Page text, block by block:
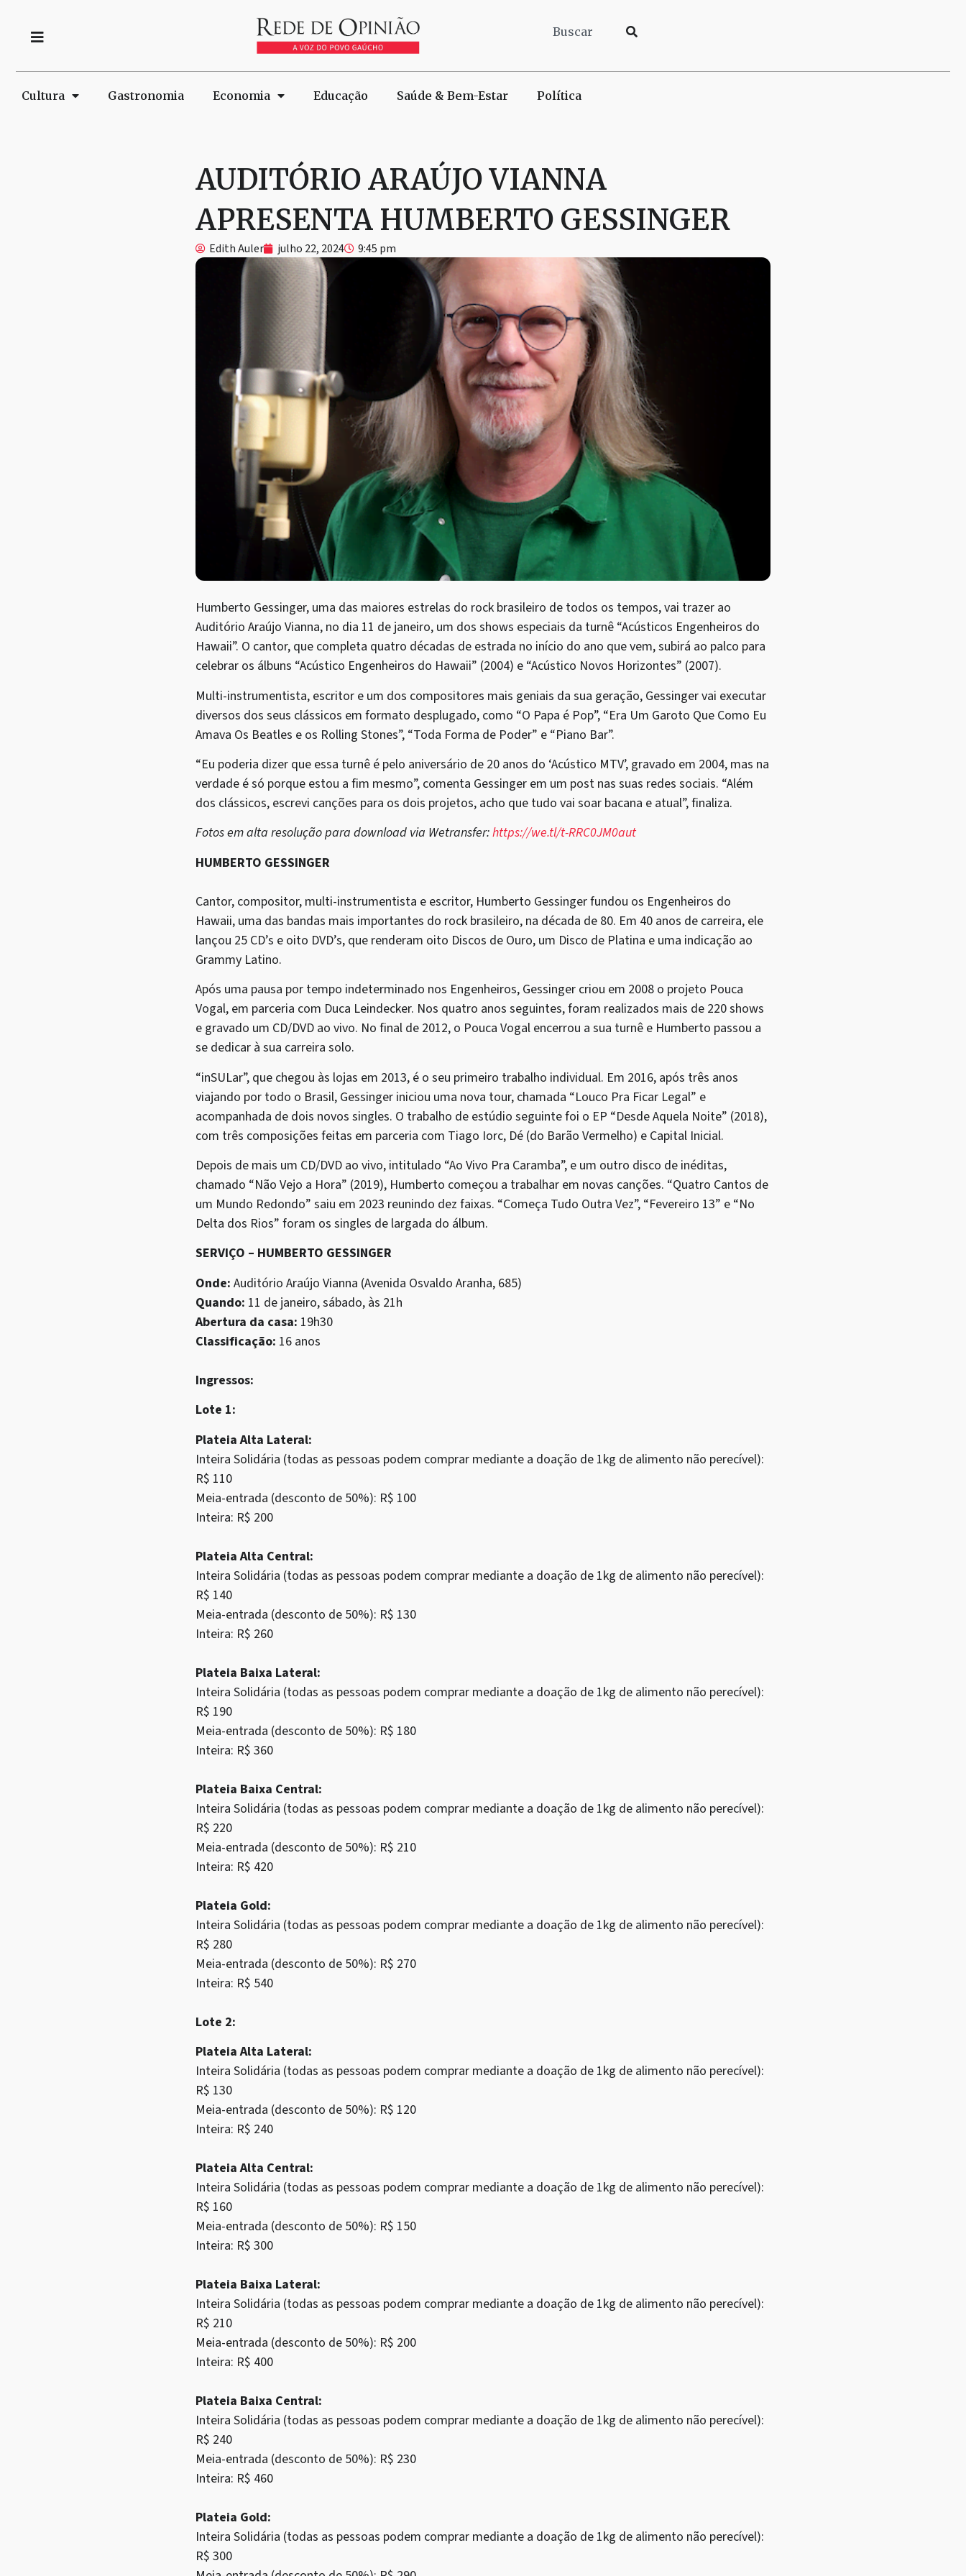
Cultura Gastronomia Economia Educação Saúde & Bem-Estar Política
AUDITÓRIO ARAÚJO VIANNA
APRESENTA HUMBERTO GESSINGER
Edith Auler julho 22, 2024 9:45 pm
Humberto Gessinger, uma das maiores estrelas do rock brasileiro de todos os tempos, vai trazer ao
Auditório Araújo Vianna, no dia 11 de janeiro, um dos shows especiais da turnê “Acústicos Engenheiros do
Hawaii”. O cantor, que completa quatro décadas de estrada no início do ano que vem, subirá ao palco para
celebrar os álbuns “Acústico Engenheiros do Hawaii” (2004) e “Acústico Novos Horizontes” (2007).
Multi-instrumentista, escritor e um dos compositores mais geniais da sua geração, Gessinger vai executar
diversos dos seus clássicos em formato desplugado, como “O Papa é Pop”, “Era Um Garoto Que Como Eu
Amava Os Beatles e os Rolling Stones”, “Toda Forma de Poder” e “Piano Bar”.
“Eu poderia dizer que essa turnê é pelo aniversário de 20 anos do ‘Acústico MTV’, gravado em 2004, mas na
verdade é só porque estou a fim mesmo”, comenta Gessinger em um post nas suas redes sociais. “Além
dos clássicos, escrevi canções para os dois projetos, acho que tudo vai soar bacana e atual”, finaliza.
Fotos em alta resolução para download via Wetransfer:https://we.tl/t-RRC0JM0aut
HUMBERTO GESSINGER
Cantor, compositor, multi-instrumentista e escritor, Humberto Gessinger fundou os Engenheiros do
Hawaii, uma das bandas mais importantes do rock brasileiro, na década de 80. Em 40 anos de carreira, ele
lançou 25 CD’s e oito DVD’s, que renderam oito Discos de Ouro, um Disco de Platina e uma indicação ao
Grammy Latino.
Após uma pausa por tempo indeterminado nos Engenheiros, Gessinger criou em 2008 o projeto Pouca
Vogal, em parceria com Duca Leindecker. Nos quatro anos seguintes, foram realizados mais de 220 shows
e gravado um CD/DVD ao vivo. No final de 2012, o Pouca Vogal encerrou a sua turnê e Humberto passou a
se dedicar à sua carreira solo.
“inSULar”, que chegou às lojas em 2013, é o seu primeiro trabalho individual. Em 2016, após três anos
viajando por todo o Brasil, Gessinger iniciou uma nova tour, chamada “Louco Pra Ficar Legal” e
acompanhada de dois novos singles. O trabalho de estúdio seguinte foi o EP “Desde Aquela Noite” (2018),
com três composições feitas em parceria com Tiago Iorc, Dé (do Barão Vermelho) e Capital Inicial.
Depois de mais um CD/DVD ao vivo, intitulado “Ao Vivo Pra Caramba”, e um outro disco de inéditas,
chamado “Não Vejo a Hora” (2019), Humberto começou a trabalhar em novas canções. “Quatro Cantos de
um Mundo Redondo” saiu em 2023 reunindo dez faixas. “Começa Tudo Outra Vez”, “Fevereiro 13” e “No
Delta dos Rios” foram os singles de largada do álbum.
SERVIÇO – HUMBERTO GESSINGER
Onde: Auditório Araújo Vianna (Avenida Osvaldo Aranha, 685)
Quando: 11 de janeiro, sábado, às 21h
Abertura da casa: 19h30
Classificação: 16 anos
Ingressos:
Lote 1:
Plateia Alta Lateral:
Inteira Solidária (todas as pessoas podem comprar mediante a doação de 1kg de alimento não perecível):
R$ 110
Meia-entrada (desconto de 50%): R$ 100
Inteira: R$ 200
Plateia Alta Central:
Inteira Solidária (todas as pessoas podem comprar mediante a doação de 1kg de alimento não perecível):
R$ 140
Meia-entrada (desconto de 50%): R$ 130
Inteira: R$ 260
Plateia Baixa Lateral:
Inteira Solidária (todas as pessoas podem comprar mediante a doação de 1kg de alimento não perecível):
R$ 190
Meia-entrada (desconto de 50%): R$ 180
Inteira: R$ 360
Plateia Baixa Central:
Inteira Solidária (todas as pessoas podem comprar mediante a doação de 1kg de alimento não perecível):
R$ 220
Meia-entrada (desconto de 50%): R$ 210
Inteira: R$ 420
Plateia Gold:
Inteira Solidária (todas as pessoas podem comprar mediante a doação de 1kg de alimento não perecível):
R$ 280
Meia-entrada (desconto de 50%): R$ 270
Inteira: R$ 540
Lote 2:
Plateia Alta Lateral:
Inteira Solidária (todas as pessoas podem comprar mediante a doação de 1kg de alimento não perecível):
R$ 130
Meia-entrada (desconto de 50%): R$ 120
Inteira: R$ 240
Plateia Alta Central:
Inteira Solidária (todas as pessoas podem comprar mediante a doação de 1kg de alimento não perecível):
R$ 160
Meia-entrada (desconto de 50%): R$ 150
Inteira: R$ 300
Plateia Baixa Lateral:
Inteira Solidária (todas as pessoas podem comprar mediante a doação de 1kg de alimento não perecível):
R$ 210
Meia-entrada (desconto de 50%): R$ 200
Inteira: R$ 400
Plateia Baixa Central:
Inteira Solidária (todas as pessoas podem comprar mediante a doação de 1kg de alimento não perecível):
R$ 240
Meia-entrada (desconto de 50%): R$ 230
Inteira: R$ 460
Plateia Gold:
Inteira Solidária (todas as pessoas podem comprar mediante a doação de 1kg de alimento não perecível):
R$ 300